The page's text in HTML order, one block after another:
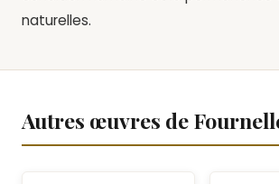
naturelles.
Autres œuvres de